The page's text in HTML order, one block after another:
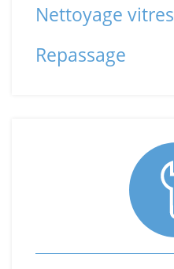
Nettoyage vitres
Repassage